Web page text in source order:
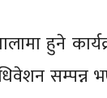
हुने
सम्पन्न